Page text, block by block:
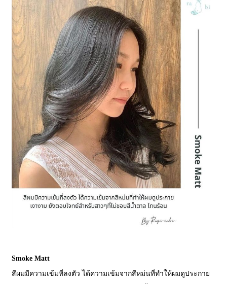
Smoke Matt
สีผมมีความเข้มที่ลงตัว ได้ความเข้มจากสีหม่นที่ทำให้ผมดูประกาย